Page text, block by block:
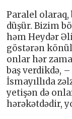
Paralel
düşür. Bizim
həm Heydər
göstərən
onlar hər
baş verdikdə, –
İsmayıllıda
yetişən də
hərəkətdədir,